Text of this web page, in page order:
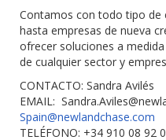
Contamos con todo tipo de
hasta empresas de nueva
ofrecer soluciones a
de cualquier sector y
CONTACTO: Sandra Avilés
EMAIL:
Spain@newlandchase.com
TELÉFONO: +34 910 08 92